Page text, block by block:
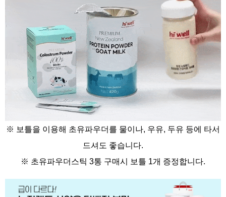
※ 보틀을 이용해 초유파우더를 물이나, 우유, 두유 등에 타서
드셔도 좋습니다.
※ 초유파우더스틱 3통 구매시 보틀 1개 증정합니다.